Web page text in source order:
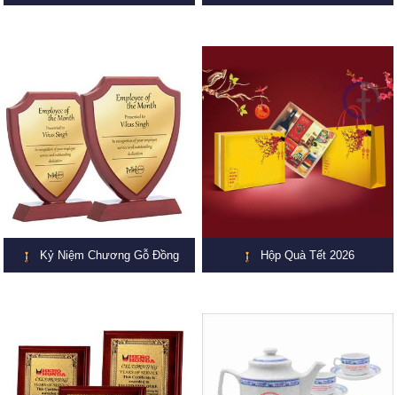
Kỷ Niệm Chương Gỗ Đồng Hộp Quà Tết 2026